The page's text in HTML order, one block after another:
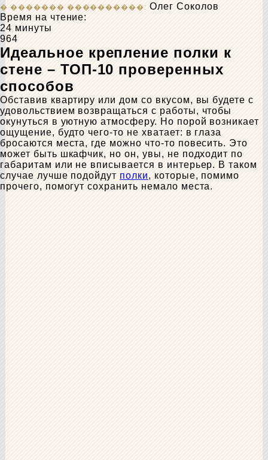
Олег Соколов
Время на чтение:
24 минуты
964
Идеальное крепление полки к
стене – ТОП-10 проверенных
способов
Обставив квартиру или дом со вкусом, вы будете с
удовольствием возвращаться с работы, чтобы
окунуться в уютную атмосферу. Но порой возникает
ощущение, будто чего-то не хватает: в глаза
бросаются места, где можно что-то повесить. Это
может быть шкафчик, но он, увы, не подходит по
габаритам или не вписывается в интерьер. В таком
случае лучше подойдут полки, которые, помимо
прочего, помогут сохранить немало места.